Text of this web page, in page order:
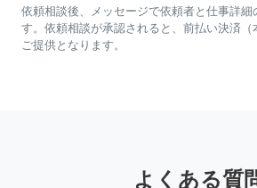
依頼相談後、メッセージで依頼者と仕事詳細
す。依頼相談が承認されると、前払い決済
ご提供となります。
よくある質